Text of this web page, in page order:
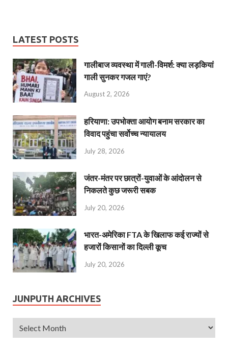
LATEST POSTS
गालीबाज व्‍यवस्‍था में गाली-विमर्श: क्या लड़कियां
गाली सुनकर गजल गाएं?
August 2, 2026
हरियाणा: उपभोक्ता आयोग बनाम सरकार का
विवाद पहुंचा सर्वोच्च न्यायालय
July 28, 2026
जंतर-मंतर पर छात्रों-युवाओं के आंदोलन से
निकलते कुछ जरूरी सबक
July 20, 2026
भारत-अमेरिका FTA के खिलाफ कई राज्यों से
हजारों किसानों का दिल्ली कूच
July 20, 2026
JUNPUTH ARCHIVES